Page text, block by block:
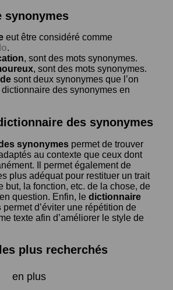
synonymes
eut être considéré comme
.
, sont des mots synonymes.
, sont des mots synonymes.
sont deux synonymes que l’on
des synonymes en
des synonymes
synonymes permet de trouver
au contexte que ceux dont
Il permet également de
plus adéquat pour restituer un trait
but, la fonction, etc. de la chose, de
question. Enfin, le dictionnaire
permet d’éviter une répétition de
texte afin d’améliorer le style de
plus recherchés
en plus